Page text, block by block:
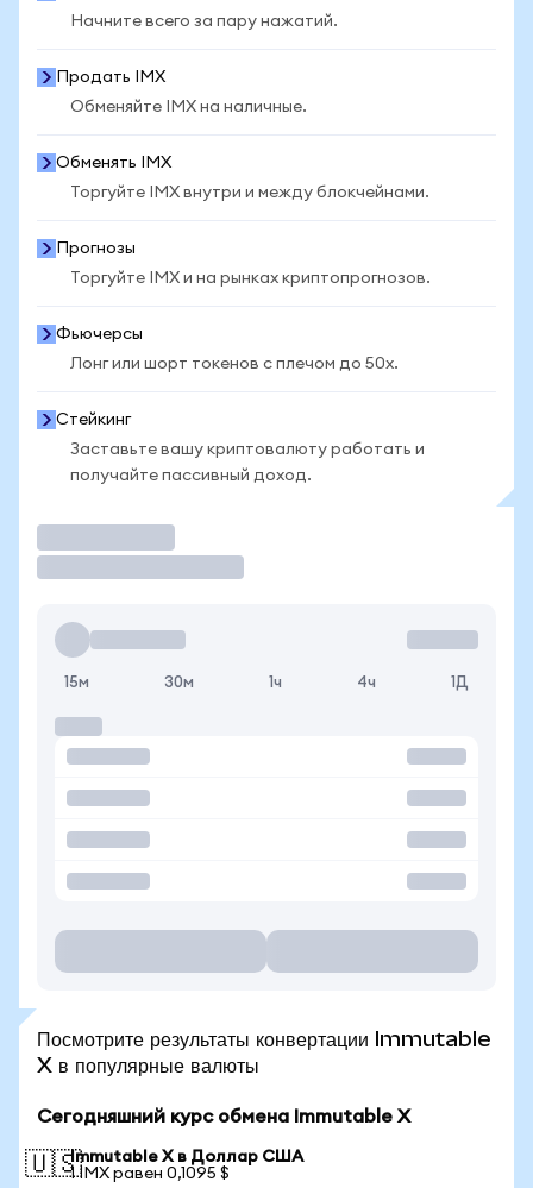
Начните всего за пару нажатий.
Продать IMX
Обменяйте IMX на наличные.
Обменять IMX
Торгуйте IMX внутри и между блокчейнами.
Прогнозы
Торгуйте IMX и на рынках криптопрогнозов.
Фьючерсы
Лонг или шорт токенов с плечом до 50x.
Стейкинг
Заставьте вашу криптовалюту работать и
получайте пассивный доход.
15м 30м 1ч 4ч 1Д
Посмотрите результаты конвертации Immutable
X в популярные валюты
Сегодняшний курс обмена Immutable X
🇺🇸Immutable X в Доллар США
1 IMX равен 0,1095 $